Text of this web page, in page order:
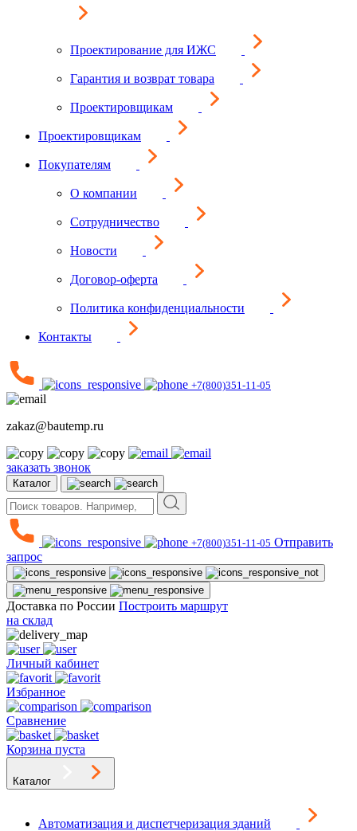
Проектирование для ИЖС
Гарантия и возврат товара
Проектировщикам
Проектировщикам
Покупателям
О компании
Сотрудничество
Новости
Договор-оферта
Политика конфиденциальности
Контакты
+7(800)351-11-05
zakaz@bautemp.ru
заказать звонок
Каталог
+7(800)351-11-05 Отправить
запрос
Доставка по России Построить маршрут
на склад
Личный кабинет
Избранное
Сравнение
Корзина пуста
Каталог
Автоматизация и диспетчеризация зданий